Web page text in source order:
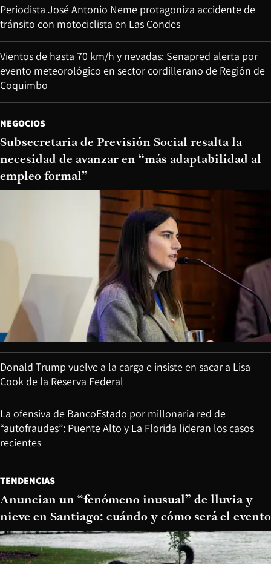
Periodista José Antonio Neme protagoniza accidente de
tránsito con motociclista en Las Condes
Vientos de hasta 70 km/h y nevadas: Senapred alerta por
evento meteorológico en sector cordillerano de Región de
Coquimbo
NEGOCIOS
Subsecretaria de Previsión Social resalta la
necesidad de avanzar en “más adaptabilidad al
empleo formal”
Donald Trump vuelve a la carga e insiste en sacar a Lisa
Cook de la Reserva Federal
La ofensiva de BancoEstado por millonaria red de
“autofraudes”: Puente Alto y La Florida lideran los casos
recientes
TENDENCIAS
Anuncian un “fenómeno inusual” de lluvia y
nieve en Santiago: cuándo y cómo será el evento